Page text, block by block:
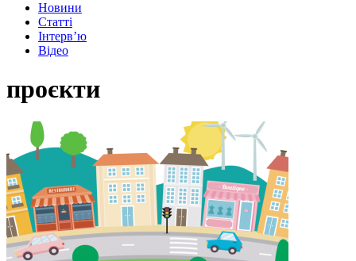
Новини
Статті
Інтерв’ю
Відео
проєкти